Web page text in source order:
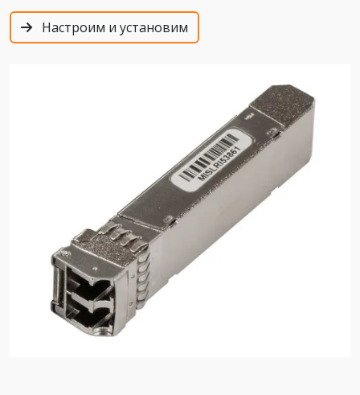
Настроим и установим